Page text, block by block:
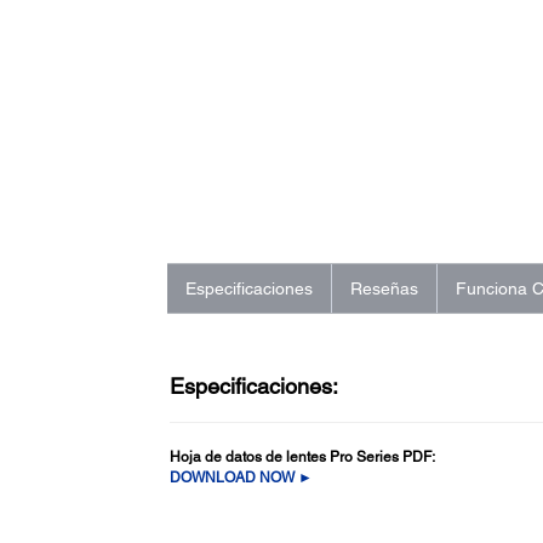
Especificaciones Reseñas Funciona
Especificaciones:
Hoja de datos de lentes Pro Series PDF:
DOWNLOAD NOW ►